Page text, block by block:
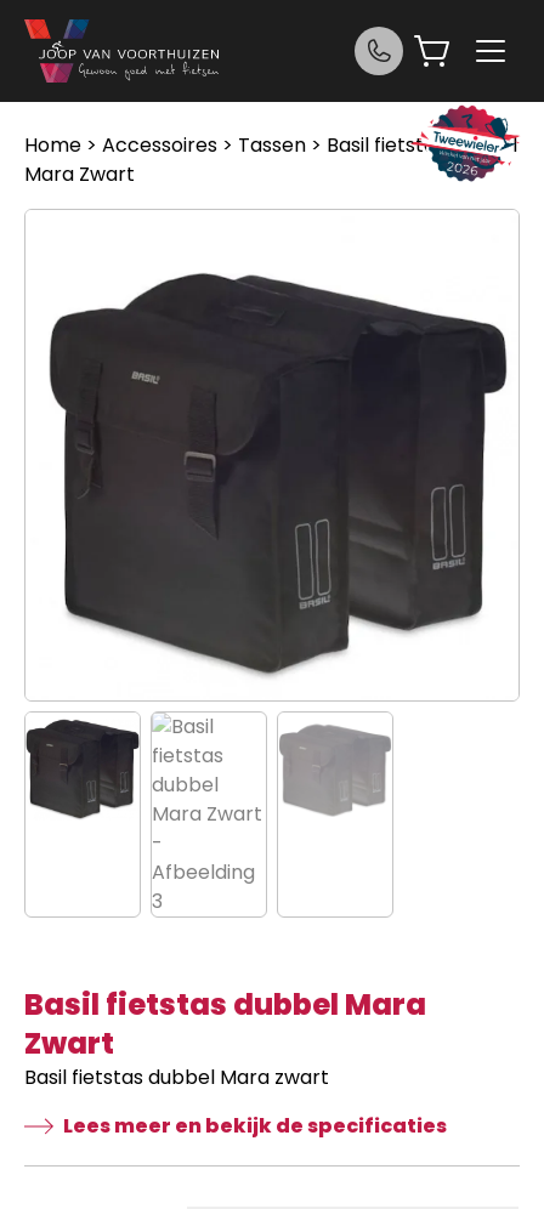
Ga naar de inhoud
Home > Accessoires > Tassen > Basil fietstas dubbel
Mara Zwart
Basil fietstas dubbel Mara
Zwart
Basil fietstas dubbel Mara zwart
Lees meer en bekijk de specificaties